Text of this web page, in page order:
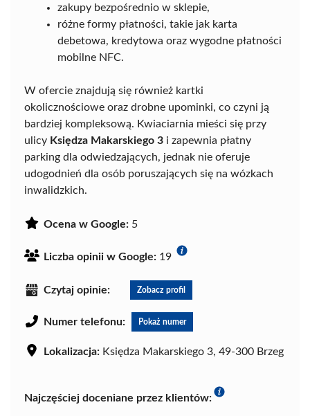
zakupy bezpośrednio w sklepie,
różne formy płatności, takie jak karta
debetowa, kredytowa oraz wygodne płatności
mobilne NFC.
W ofercie znajdują się również kartki
okolicznościowe oraz drobne upominki, co czyni ją
bardziej kompleksową. Kwiaciarnia mieści się przy
ulicy Księdza Makarskiego 3 i zapewnia płatny
parking dla odwiedzających, jednak nie oferuje
udogodnień dla osób poruszających się na wózkach
inwalidzkich.
Ocena w Google: 5
Liczba opinii w Google: 19
Czytaj opinie: Zobacz profil
Numer telefonu: Pokaż numer
Lokalizacja: Księdza Makarskiego 3, 49-300 Brzeg
Najczęściej doceniane przez klientów: